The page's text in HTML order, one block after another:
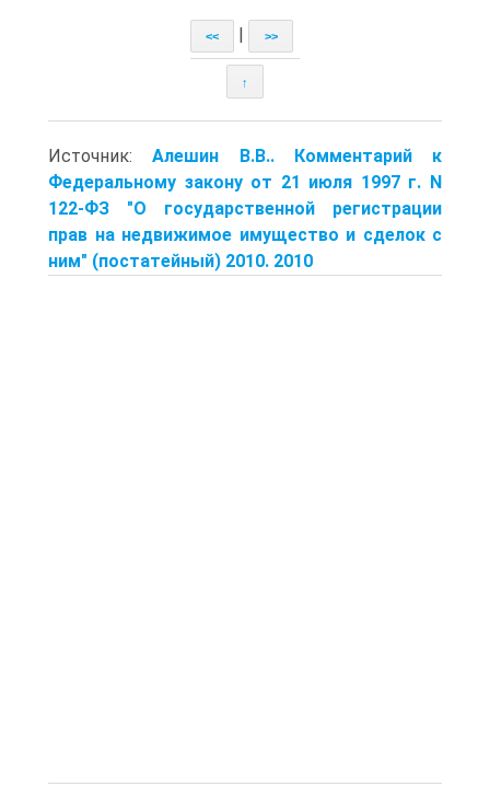
<< >>
↑
Источник:Алешин В.В.. Комментарий к
Федеральному закону от 21 июля 1997 г. N
122-ФЗ "О государственной регистрации
прав на недвижимое имущество и сделок с
ним" (постатейный) 2010. 2010